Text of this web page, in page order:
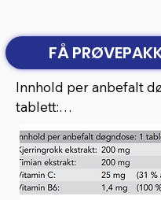
FÅ
Innhold per anbefalt
tablett:
Kjerringrokk
Timian ekstrakt:
Vitamin C: